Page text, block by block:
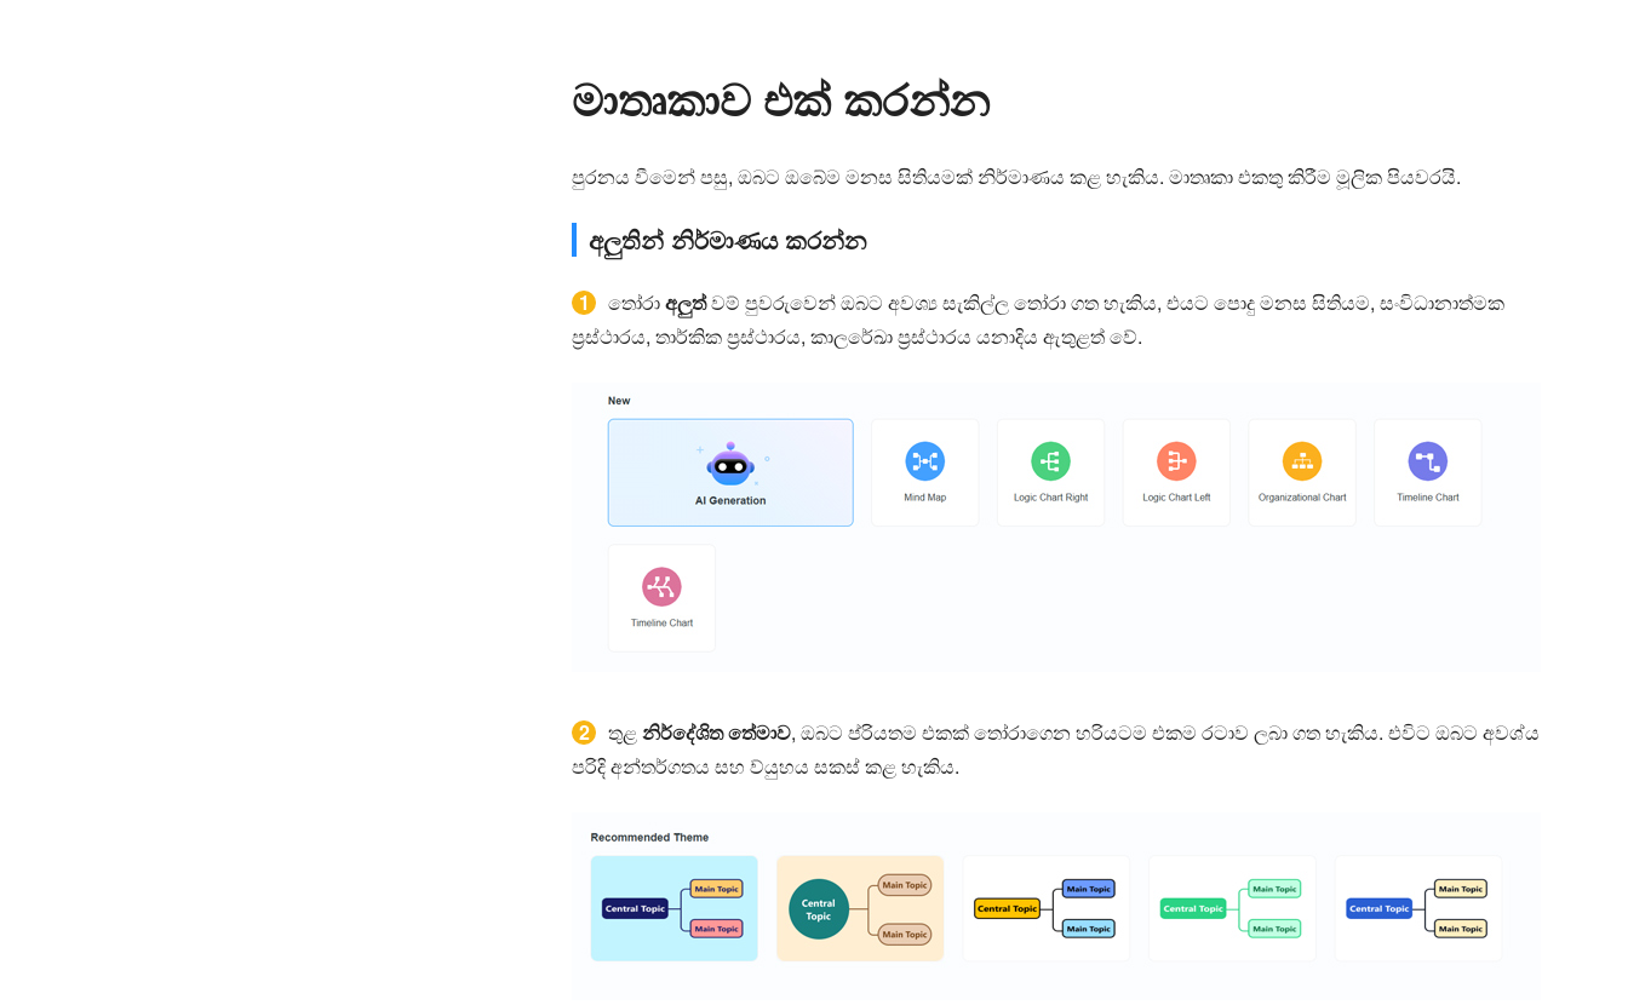
මාතෘකාව එක් කරන්න
පුරනය වීමෙන් පසු, ඔබට ඔබේම මනස සිතියමක් නිර්මාණය කළ හැකිය. මාතෘකා එකතු කිරීම මූලික පියවරයි.
අලුතින් නිර්මාණය කරන්න
1 තෝරාඅලුත්වම් පුවරුවෙන් ඔබට අවශ්‍ය සැකිල්ල තෝරා ගත හැකිය, එයට පොදු මනස සිතියම, සංවිධානාත්මක
ප්‍රස්ථාරය, තාර්කික ප්‍රස්ථාරය, කාලරේඛා ප්‍රස්ථාරය යනාදිය ඇතුළත් වේ.
2 තුළනිර්දේශිත තේමාව, ඔබට ප්රියතම එකක් තෝරාගෙන හරියටම එකම රටාව ලබා ගත හැකිය. එවිට ඔබට අවශ්ය
පරිදි අන්තර්ගතය සහ ව්යුහය සකස් කළ හැකිය.